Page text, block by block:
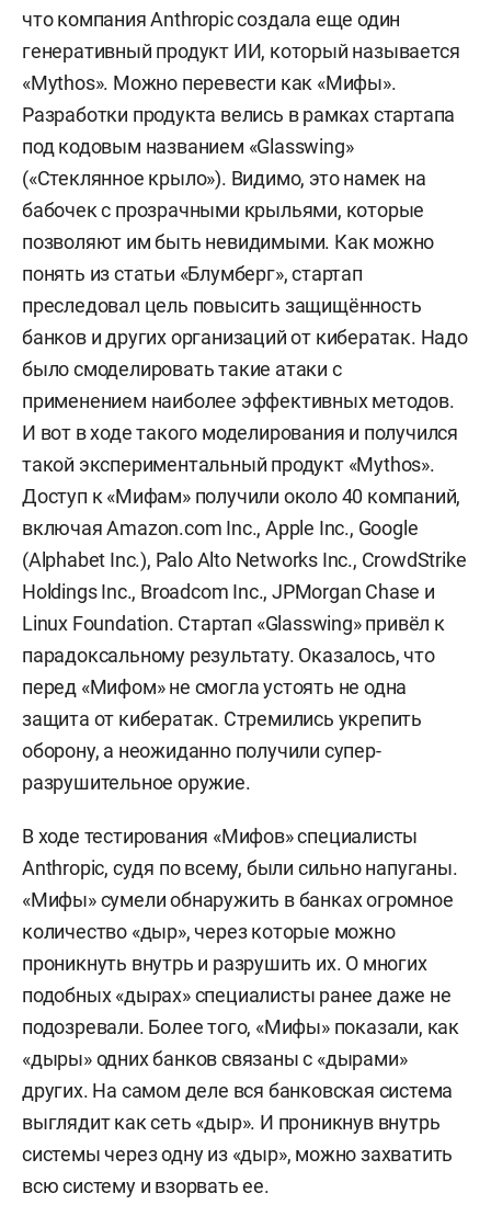
что компания Anthropic создала еще один
генеративный продукт ИИ, который называется
«Mythos». Можно перевести как «Мифы».
Разработки продукта велись в рамках стартапа
под кодовым названием «Glasswing»
(«Стеклянное крыло»). Видимо, это намек на
бабочек с прозрачными крыльями, которые
позволяют им быть невидимыми. Как можно
понять из статьи «Блумберг», стартап
преследовал цель повысить защищённость
банков и других организаций от кибератак. Надо
было смоделировать такие атаки с
применением наиболее эффективных методов.
И вот в ходе такого моделирования и получился
такой экспериментальный продукт «Mythos».
Доступ к «Мифам» получили около 40 компаний,
включая Amazon.com Inc., Apple Inc., Google
(Alphabet Inc.), Palo Alto Networks Inc., CrowdStrike
Holdings Inc., Broadcom Inc., JPMorgan Chase и
Linux Foundation. Стартап «Glasswing» привёл к
парадоксальному результату. Оказалось, что
перед «Мифом» не смогла устоять не одна
защита от кибератак. Стремились укрепить
оборону, а неожиданно получили супер-
разрушительное оружие.
В ходе тестирования «Мифов» специалисты
Anthropic, судя по всему, были сильно напуганы.
«Мифы» сумели обнаружить в банках огромное
количество «дыр», через которые можно
проникнуть внутрь и разрушить их. О многих
подобных «дырах» специалисты ранее даже не
подозревали. Более того, «Мифы» показали, как
«дыры» одних банков связаны с «дырами»
других. На самом деле вся банковская система
выглядит как сеть «дыр». И проникнув внутрь
системы через одну из «дыр», можно захватить
всю систему и взорвать ее.